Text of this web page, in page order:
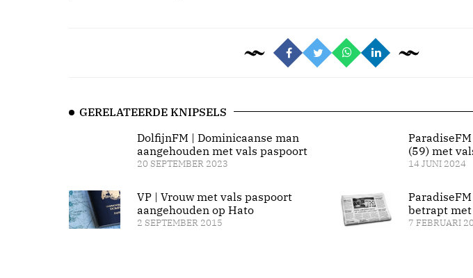
GERELATEERDE KNIPSELS
DolfijnFM | Dominicaanse man
aangehouden met vals paspoort
20 SEPTEMBER 2023
VP | Vrouw met vals paspoort
aangehouden op Hato
2 SEPTEMBER 2015
(59) met
14 JUNI 2024
betrapt
7 FEBRUARI